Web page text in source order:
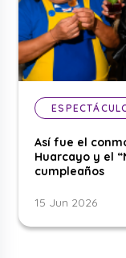
Así fue el
Huarcayo y el
cumpleaños
15 Jun 2026